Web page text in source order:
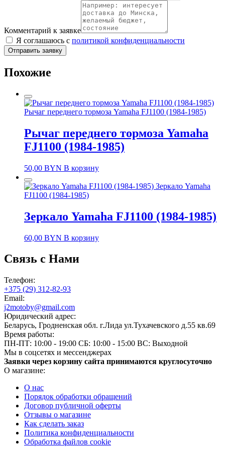
Комментарий к заявке
Я соглашаюсь с политикой конфиденциальности
Отправить заявку
Похожие
Рычаг переднего тормоза Yamaha FJ1100 (1984-1985)
Рычаг переднего тормоза Yamaha
FJ1100 (1984-1985)
50,00 BYN В корзину
Зеркало Yamaha
FJ1100 (1984-1985)
Зеркало Yamaha FJ1100 (1984-1985)
60,00 BYN В корзину
Связь с Нами
Телефон:
+375 (29) 312-82-93
Email:
j2motoby@gmail.com
Юридический адрес:
Беларусь, Гродненская обл. г.Лида ул.Тухачевского д.55 кв.69
Время работы:
ПН-ПТ: 10:00 - 19:00 СБ: 10:00 - 15:00 ВС: Выходной
Мы в соцсетях и мессенджерах
Заявки через корзину сайта принимаются круглосуточно
О магазине:
О нас
Порядок обработки обращений
Договор публичной оферты
Отзывы о магазине
Как сделать заказ
Политика конфиденциальности
Обработка файлов cookie